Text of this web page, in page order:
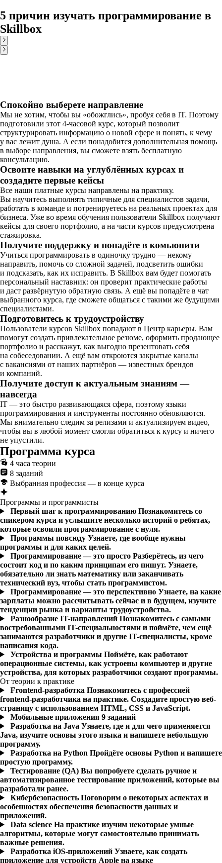
5 причин изучать программирование в
Skillbox
Спокойно выберете направление
Мы не хотим, чтобы вы «обожглись», пробуя себя в IT. Поэтому
подготовили этот 4-часовой курс, который позволит
структурировать информацию о новой сфере и понять, к чему
у вас лежит душа. А если понадобится дополнительная помощь
в выборе направления, вы сможете взять бесплатную
консультацию.
Освоите навыки на углублённых курсах и
создадите первые кейсы
Все наши платные курсы направлены на практику.
Вы научитесь выполнять типичные для специалистов задачи,
работать в команде и потренируетесь на реальных проектах для
бизнеса. Уже во время обучения пользователи Skillbox получают
кейсы для своего портфолио, а на части курсов предусмотрена
стажировка.
Получите поддержку и попадёте в комьюнити
Учиться программировать в одиночку трудно — некому
направить, помочь со сложной задачей, подсветить ошибки
и подсказать, как их исправить. В Skillbox вам будет помогать
персональный наставник: он проверит практические работы
и даст развёрнутую обратную связь. А ещё вы попадёте в чат
выбранного курса, где сможете общаться с такими же будущими
специалистами.
Подготовитесь к трудоустройству
Пользователи курсов Skillbox попадают в Центр карьеры. Вам
помогут создать привлекательное резюме, оформить продающее
портфолио и расскажут, как выгодно презентовать себя
на собеседовании. А ещё вам откроются закрытые каналы
с вакансиями от наших партнёров — известных брендов
и компаний.
Получите доступ к актуальным знаниям —
навсегда
IT — это быстро развивающаяся сфера, поэтому языки
программирования и инструменты постоянно обновляются.
Мы внимательно следим за релизами и актуализируем видео,
чтобы вы в любой момент смогли обратиться к курсу и ничего
не упустили.
Программа курса
4 часа теории
8 заданий
Выбранная профессия — в конце курса
Программы и программисты
Первый шаг к программированию Познакомитесь со
спикером курса и услышите несколько историй о ребятах,
которые освоили программирование с нуля.
Программы повсюду Узнаете, где вообще нужны
программы и для каких целей.
Программирование — это просто Разберётесь, из чего
состоит код и по каким принципам его пишут. Узнаете,
обязательно ли знать математику или заканчивать
технический вуз, чтобы стать программистом.
Программирование — это перспективно Узнаете, на какие
зарплаты можно рассчитывать сейчас и в будущем, изучите
тенденции рынка и варианты трудоустройства.
Разнообразие IT-направлений Познакомитесь с самыми
востребованными IT-специальностями и поймёте, чем ещё
занимаются разработчики и другие IT-специалисты, кроме
написания кода.
Устройства и программы Поймёте, как работают
операционные системы, как устроены компьютер и другие
устройства, для которых разработчики создают программы.
От теории к практике
Frontend-разработка Познакомитесь с профессией
frontend-разработчика на практике. Создадите простую веб-
страницу с использованием HTML, CSS и JavaScript.
Мобильные приложения 9 заданий
Разработка на Java Узнаете, где и для чего применяется
Java, изучите основы этого языка и напишете небольшую
программу.
Разработка на Python Пройдёте основы Python и напишете
простую программу.
Тестирование (QA) Вы попробуете сделать ручное и
автоматизированное тестирование приложений, которые вы
разработали ранее.
Кибербезопасность Поговорим о некоторых аспектах и
особенностях обеспечения безопасности данных и
приложений.
Data science На практике изучим некоторые умные
алгоритмы, которые могут самостоятельно принимать
важные решения.
Разработка iOS-приложений Узнаете, как создать
приложение для устройств Apple на языке